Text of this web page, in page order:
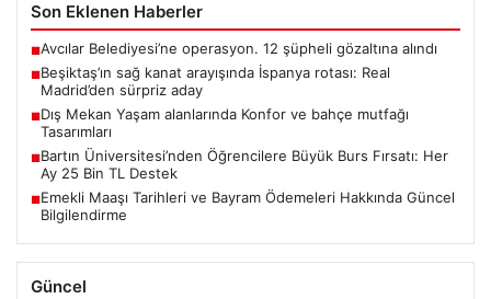
Son Eklenen Haberler
■Avcılar Belediyesi’ne operasyon. 12 şüpheli gözaltına alındı
■Beşiktaş’ın sağ kanat arayışında İspanya rotası: Real
Madrid’den sürpriz aday
■Dış Mekan Yaşam alanlarında Konfor ve bahçe mutfağı
Tasarımları
■Bartın Üniversitesi’nden Öğrencilere Büyük Burs Fırsatı: Her
Ay 25 Bin TL Destek
■Emekli Maaşı Tarihleri ve Bayram Ödemeleri Hakkında Güncel
Bilgilendirme
Güncel